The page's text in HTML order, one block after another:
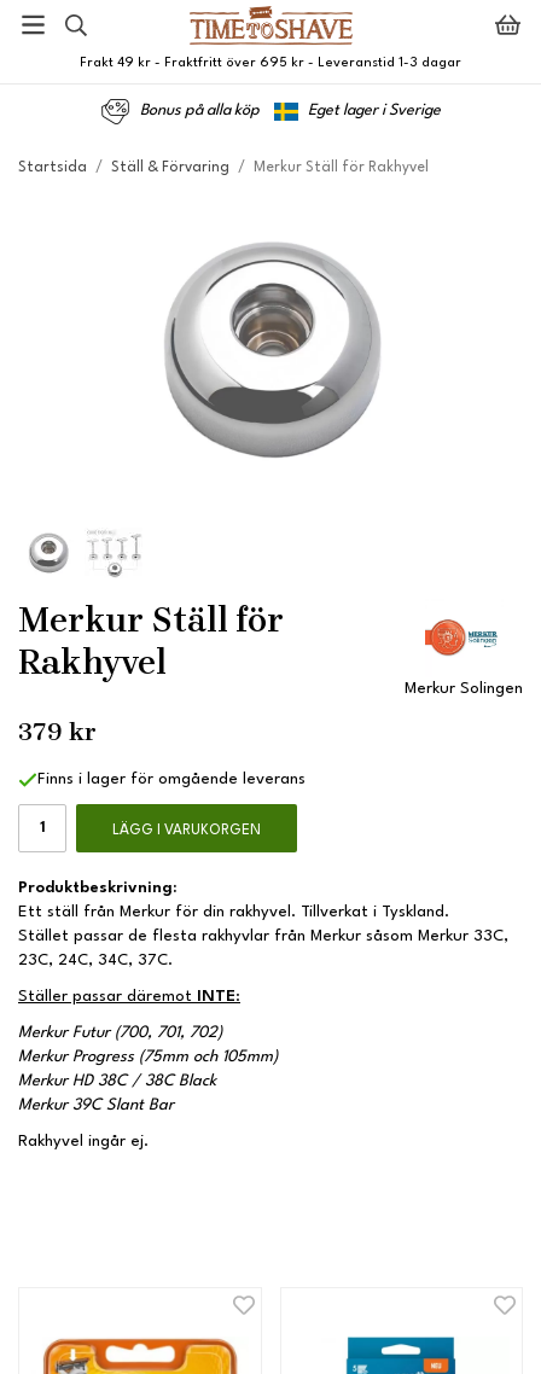
Frakt 49 kr - Fraktfritt över 695 kr - Leveranstid 1-3 dagar
Bonus på alla köp Eget lager i Sverige
Startsida / Ställ & Förvaring / Merkur Ställ för Rakhyvel
Merkur Ställ för
Rakhyvel
Merkur Solingen
379 kr
Finns i lager för omgående leverans
LÄGG I VARUKORGEN
Produktbeskrivning:
Ett ställ från Merkur för din rakhyvel. Tillverkat i Tyskland.
Stället passar de flesta rakhyvlar från Merkur såsom Merkur 33C,
23C, 24C, 34C, 37C.
Ställer passar däremot INTE:
Merkur Futur (700, 701, 702)
Merkur Progress (75mm och 105mm)
Merkur HD 38C / 38C Black
Merkur 39C Slant Bar
Rakhyvel ingår ej.